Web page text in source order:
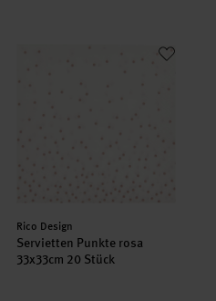
Servietten Punkte rosa
Hersteller:
Rico Design
Servietten Punkte rosa
33x33cm 20 Stück